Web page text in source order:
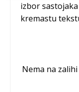
izbor
kremastu
Nema na zalihi